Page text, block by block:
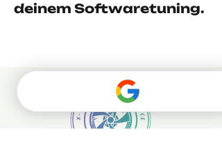
deinem Softwaretuning.